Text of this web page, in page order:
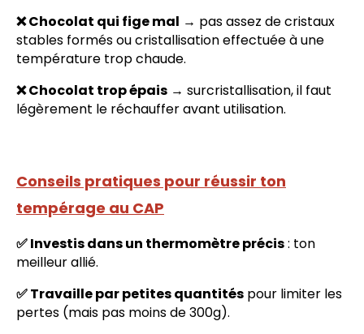
❌ Chocolat qui fige mal → pas assez de cristaux
stables formés ou cristallisation effectuée à une
température trop chaude.
❌ Chocolat trop épais → surcristallisation, il faut
légèrement le réchauffer avant utilisation.
Conseils pratiques pour réussir ton
tempérage au CAP
✅ Investis dans un thermomètre précis: ton
meilleur allié.
✅ Travaille par petites quantités pour limiter les
pertes (mais pas moins de 300g).